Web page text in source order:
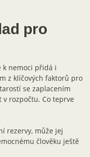
pro
k nemoci přidá i
z klíčových faktorů pro
se zaplacením
rozpočtu. Co teprve
rezervy, může jej
člověku ještě